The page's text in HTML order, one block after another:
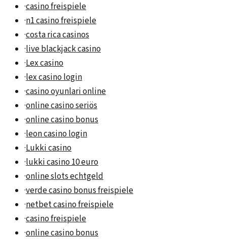
·casino freispiele
·n1 casino freispiele
·costa rica casinos
·live blackjack casino
·Lex casino
·lex casino login
·casino oyunlari online
·online casino seriös
·online casino bonus
·leon casino login
·Lukki casino
·lukki casino 10 euro
·online slots echtgeld
·verde casino bonus freispiele
·netbet casino freispiele
·casino freispiele
·online casino bonus